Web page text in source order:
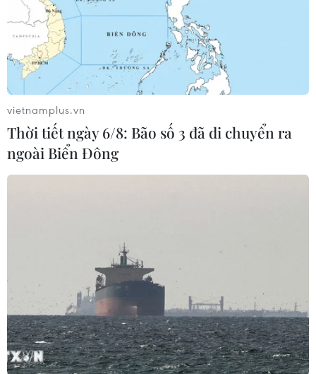
chốt tuần dưới mốc 750 điểm
Ngày 9/6, không khí thận trọng bao trùm, thanh khoản
thị trường giảm sút, tổng giá trị giao dịch trên hai sàn
niêm yết đạt 4.414 tỷ đồng.
vietnamplus.vn
Thời tiết ngày 6/8: Bão số 3 đã di chuyển ra
ngoài Biển Đông